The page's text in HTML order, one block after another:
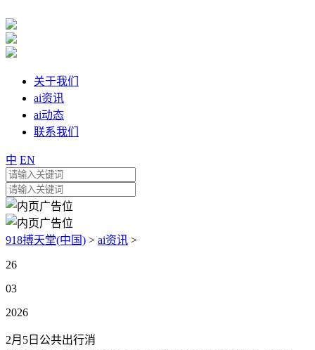
关于我们
ai资讯
ai动态
联系我们
中 EN
918搏天堂(中国) > ai资讯 >
26
03
2026
2月5日公共出行消